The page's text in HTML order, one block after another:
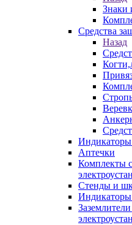
Знаки
Средства
Назад
Индикаторы
Аптечки
Комплекты
Стенды и
Индикаторы